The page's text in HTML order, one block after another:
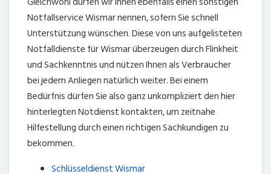
Notfallservice Wismar nennen, sofern Sie schnell
Unterstützung wünschen. Diese von uns aufgelisteten
Notfalldienste für Wismar überzeugen durch Flinkheit
und Sachkenntnis und nützen Ihnen als Verbraucher
bei jedem Anliegen natürlich weiter. Bei einem
Bedürfnis dürfen Sie also ganz unkompliziert den hier
hinterlegten Notdienst kontakten, um zeitnahe
Hilfestellung durch einen richtigen Sachkundigen zu
bekommen.
Schlüsseldienst Wismar